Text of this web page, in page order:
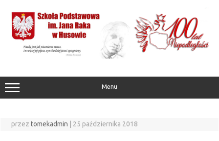
treści
Menu
przez tomekadmin | 25 października 2018